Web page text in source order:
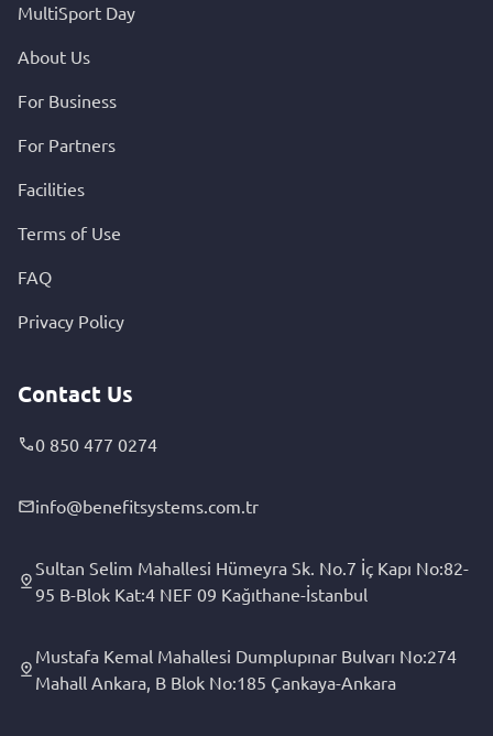
MultiSport Day
About Us
For Business
For Partners
Facilities
Terms of Use
FAQ
Privacy Policy
Contact Us
0 850 477 0274
info@benefitsystems.com.tr
Sultan Selim Mahallesi Hümeyra Sk. No.7 İç Kapı No:82-
95 B-Blok Kat:4 NEF 09 Kağıthane-İstanbul
Mustafa Kemal Mahallesi Dumplupınar Bulvarı No:274
Mahall Ankara, B Blok No:185 Çankaya-Ankara